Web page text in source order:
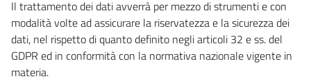
Il trattamento dei dati avverrà per mezzo di strumenti e con
modalità volte ad assicurare la riservatezza e la sicurezza dei
dati, nel rispetto di quanto definito negli articoli 32 e ss. del
GDPR ed in conformità con la normativa nazionale vigente in
materia.